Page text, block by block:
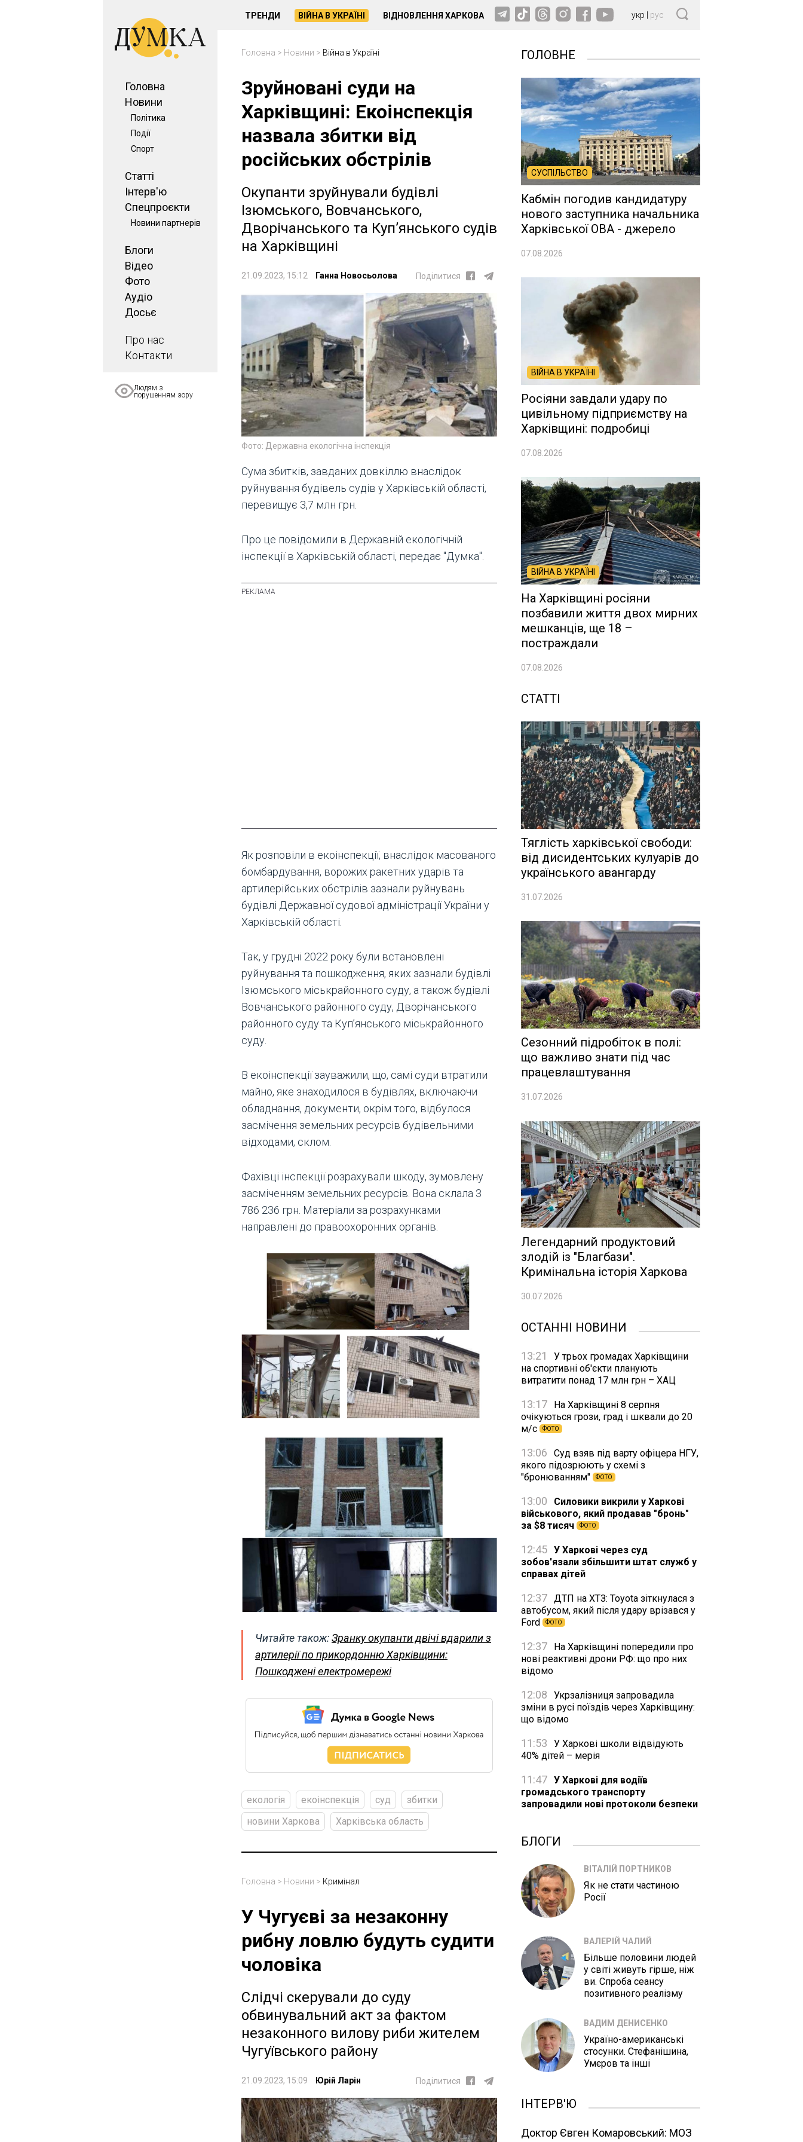
Головна
Новини
Політика
Події
Спорт
Статті
Інтерв'ю
Спецпроєкти
Новини партнерів
Блоги
Відео
Фото
Аудіо
Досьє
Про нас
Контакти
Людям з
порушенням зору
ТРЕНДИ ВІЙНА В УКРАЇНІ ВІДНОВЛЕННЯ ХАРКОВА укр рус
Головна > Новини > Війна в Україні
Зруйновані суди на
Харківщині: Екоінспекція
назвала збитки від
російських обстрілів
Окупанти зруйнували будівлі
Ізюмського, Вовчанського,
Дворічанського та Куп’янського судів
на Харківщині
21.09.2023, 15:12 Ганна Новосьолова Поділитися
Фото: Державна екологічна інспекція
Сума збитків, завданих довкіллю внаслідок
руйнування будівель судів у Харківській області,
перевищує 3,7 млн грн.
Про це повідомили в Державній екологічній
інспекції в Харківській області, передає "Думка".
Як розповіли в екоінспекції, внаслідок масованого
бомбардування, ворожих ракетних ударів та
артилерійських обстрілів зазнали руйнувань
будівлі Державної судової адміністрації України у
Харківській області.
Так, у грудні 2022 року були встановлені
руйнування та пошкодження, яких зазнали будівлі
Ізюмського міськрайонного суду, а також будівлі
Вовчанського районного суду, Дворічанського
районного суду та Куп’янського міськрайонного
суду.
В екоінспекції зауважили, що, самі суди втратили
майно, яке знаходилося в будівлях, включаючи
обладнання, документи, окрім того, відбулося
засмічення земельних ресурсів будівельними
відходами, склом.
Фахівці інспекції розрахували шкоду, зумовлену
засміченням земельних ресурсів. Вона склала 3
786 236 грн. Матеріали за розрахунками
направлені до правоохоронних органів.
Читайте також:Зранку окупанти двічі вдарили з
артилерії по прикордонню Харківщини:
Пошкоджені електромережі
екологія екоінспекція суд
збитки
новини Харкова
Харківська область
Головна > Новини > Кримінал
У Чугуєві за незаконну
рибну ловлю будуть судити
чоловіка
Слідчі скерували до суду
обвинувальний акт за фактом
незаконного вилову риби жителем
Чугуївського району
21.09.2023, 15:09 Юрій Ларін Поділитися
ГОЛОВНЕ
СУСПІЛЬСТВО
Кабмін погодив кандидатуру
нового заступника начальника
Харківської ОВА - джерело
07.08.2026
ВІЙНА В УКРАЇНІ
Росіяни завдали удару по
цивільному підприємству на
Харківщині: подробиці
07.08.2026
ВІЙНА В УКРАЇНІ
На Харківщині росіяни
позбавили життя двох мирних
мешканців, ще 18 –
постраждали
07.08.2026
СТАТТІ
Тяглість харківської свободи:
від дисидентських кулуарів до
українського авангарду
31.07.2026
Сезонний підробіток в полі:
що важливо знати під час
працевлаштування
31.07.2026
Легендарний продуктовий
злодій із "Благбази".
Кримінальна історія Харкова
30.07.2026
ОСТАННІ НОВИНИ
13:21
У трьох громадах Харківщини
на спортивні об'єкти планують
витратити понад 17 млн грн – ХАЦ
13:17
На Харківщині 8 серпня
очікуються грози, град і шквали до 20
м/с
ФОТО
13:06
Суд взяв під варту офіцера НГУ,
якого підозрюють у схемі з
"бронюванням"
ФОТО
13:00
Силовики викрили у Харкові
військового, який продавав "бронь"
за $8 тисяч
ФОТО
12:45 У Харкові через суд
зобов'язали збільшити штат служб у
справах дітей
12:37 ДТП на ХТЗ: Toyota зіткнулася з
автобусом, який після удару врізався у
Ford
ФОТО
12:37
На Харківщині попередили про
нові реактивні дрони РФ: що про них
відомо
12:08
Укрзалізниця запровадила
зміни в русі поїздів через Харківщину:
що відомо
11:53
У Харкові школи відвідують
40% дітей – мерія
11:47 У Харкові для водіїв
громадського транспорту
запровадили нові протоколи безпеки
БЛОГИ
ВІТАЛІЙ ПОРТНИКОВ
Як не стати частиною
Росії
ВАЛЕРІЙ ЧАЛИЙ
Більше половини людей
у світі живуть гірше, ніж
ви. Спроба сеансу
позитивного реалізму
ВАДИМ ДЕНИСЕНКО
Україно-американські
стосунки. Стефанішина,
Умєров та інші
ІНТЕРВ'Ю
Доктор Євген Комаровський: МОЗ